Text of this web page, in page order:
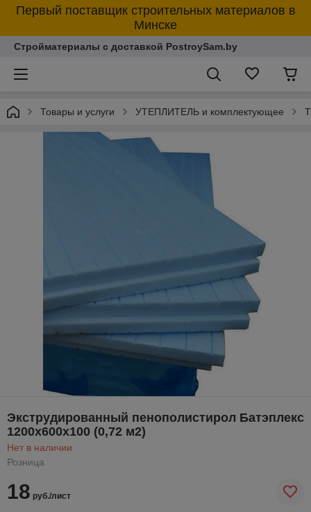
Первый поставщик строительных материалов в
Минске
Стройматериалы с доставкой PostroySam.by
Товары и услуги УТЕПЛИТЕЛЬ и комплектующее
Экструдированный пенополистирол Батэплекс
1200х600х100 (0,72 м2)
Нет в наличии
Розница
18 руб./лист